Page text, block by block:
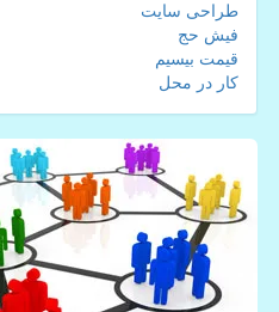
طراحی سایت
فیش حج
قیمت بیسیم
کار در محل